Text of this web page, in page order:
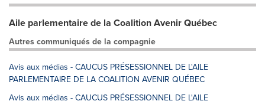
Aile parlementaire de la Coalition Avenir Québec
Autres communiqués de la compagnie
Avis aux médias - CAUCUS PRÉSESSIONNEL DE L'AILE
PARLEMENTAIRE DE LA COALITION AVENIR QUÉBEC
Avis aux médias - CAUCUS PRÉSESSIONNEL DE L'AILE